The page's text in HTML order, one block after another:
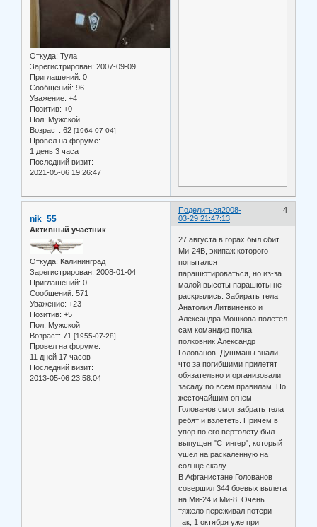
Откуда: Тула
Зарегистрирован: 2007-09-09
Приглашений: 0
Сообщений: 96
Уважение: +4
Позитив: +0
Пол: Мужской
Возраст: 62 [1964-07-04]
Провел на форуме:
1 день 3 часа
Последний визит:
2021-05-06 19:26:47
Поделиться 4
2008-
03-29 21:47:13
nik_55
Активный участник
Откуда: Калининград
Зарегистрирован: 2008-01-04
Приглашений: 0
Сообщений: 571
Уважение: +23
Позитив: +5
Пол: Мужской
Возраст: 71 [1955-07-28]
Провел на форуме:
11 дней 17 часов
Последний визит:
2013-05-06 23:58:04
27 августа в горах был сбит
Ми-24В, экипаж которого
попытался
парашютироваться, но из-за
малой высоты парашюты не
раскрылись. Забирать тела
Анатолия Литвиненко и
Александра Мошкова полетел
сам командир полка
полковник Александр
Голованов. Душманы знали,
что за погибшими прилетят
обязательно и организовали
засаду по всем правилам. По
жесточайшим огнем
Голованов смог забрать тела
ребят и взлететь. Причем в
упор по его вертолету был
выпущен "Стингер", который
ушел на раскаленную на
солнце скалу.
В Афганистане Голованов
совершил 344 боевых вылета
на Ми-24 и Ми-8. Очень
тяжело переживал потери -
так, 1 октября уже при